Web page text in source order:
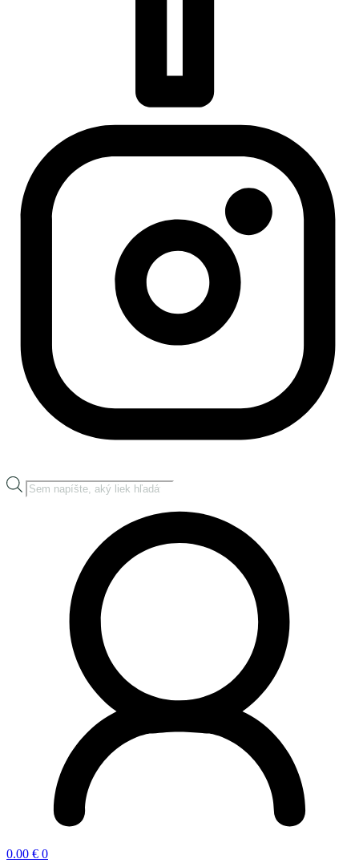
Products
search
0.00 € 0